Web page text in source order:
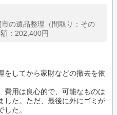
の遺品整理（間取り：その
：202,400円
をしてから家財などの撤去を依
費用は良心的で、可能なものは
した。ただ、最後に外にゴミが
た。